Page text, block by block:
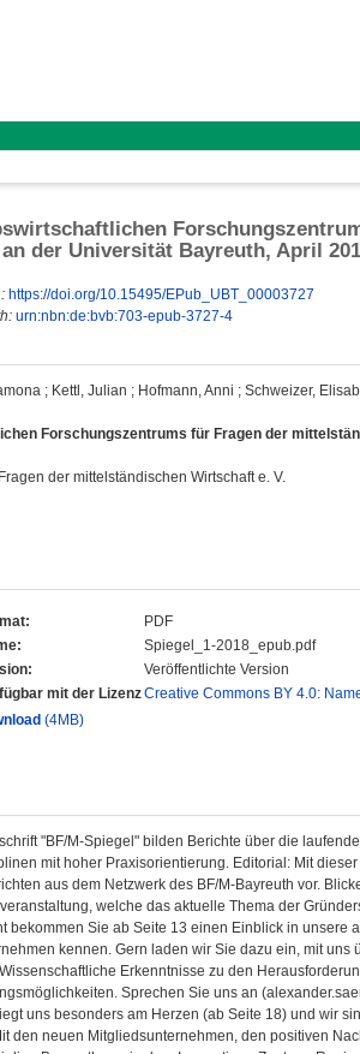
der Universität Bayreuth, April
https://doi.org/10.15495/EPub_UBT_00003727
urn:nbn:de:bvb:703-epub-3727-4
; Kettl, Julian ; Hofmann, Anni ; Schweizer,
Forschungszentrums für Fragen der
der mittelständischen Wirtschaft e. V.
PDF
Spiegel_1-2018_epub.pdf
Veröffentlichte Version
mit der LizenzCreative Commons BY 4.0:
(4MB)
"BF/M-Spiegel" bilden Berichte über die
mit hoher Praxisorientierung. Editorial: Mit
aus dem Netzwerk des BF/M-Bayreuth vor.
welche das aktuelle Thema der
bekommen Sie ab Seite 13 einen Einblick in unsere
kennen. Gern laden wir Sie dazu ein, mit
Erkenntnisse zu den
Sprechen Sie uns an
uns besonders am Herzen (ab Seite 18) und wir
den neuen Mitgliedsunternehmen, den positiven